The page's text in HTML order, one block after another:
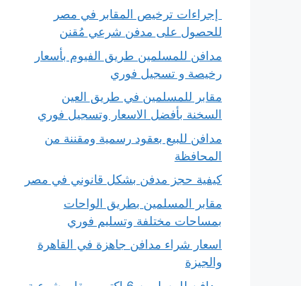
إجراءات ترخيص المقابر في مصر
للحصول على مدفن شرعي مُقنن
مدافن للمسلمين طريق الفيوم بأسعار
رخيصة و تسجيل فوري
مقابر للمسلمين في طريق العين
السخنة بأفضل الاسعار وتسجيل فوري
مدافن للبيع بعقود رسمية ومقننة من
المحافظة
كيفية حجز مدفن بشكل قانوني في مصر
مقابر المسلمين بطريق الواحات
بمساحات مختلفة وتسليم فوري
اسعار شراء مدافن جاهزة في القاهرة
والجيزة